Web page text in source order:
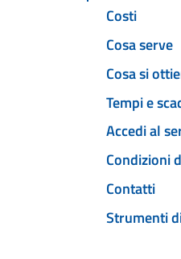
Costi
Cosa serve
Cosa si
Tempi e
Accedi al
Condizioni
Contatti
Strumenti